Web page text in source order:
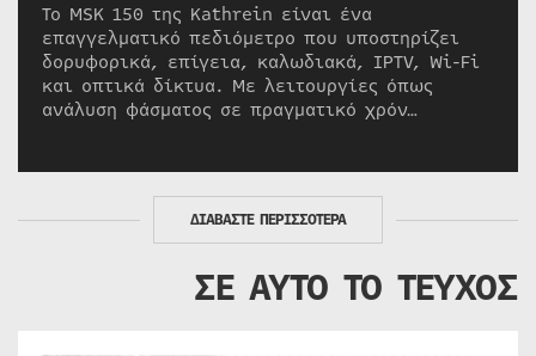
Το MSK 150 της Kathrein είναι ένα
επαγγελματικό πεδιόμετρο που υποστηρίζει
δορυφορικά, επίγεια, καλωδιακά, IPTV, Wi-Fi
και οπτικά δίκτυα. Με λειτουργίες όπως
ανάλυση φάσματος σε πραγματικό χρόν…
ΔΙΑΒΑΣΤΕ ΠΕΡΙΣΣΟΤΕΡΑ
ΣΕ ΑΥΤΟ ΤΟ ΤΕΥΧΟΣ